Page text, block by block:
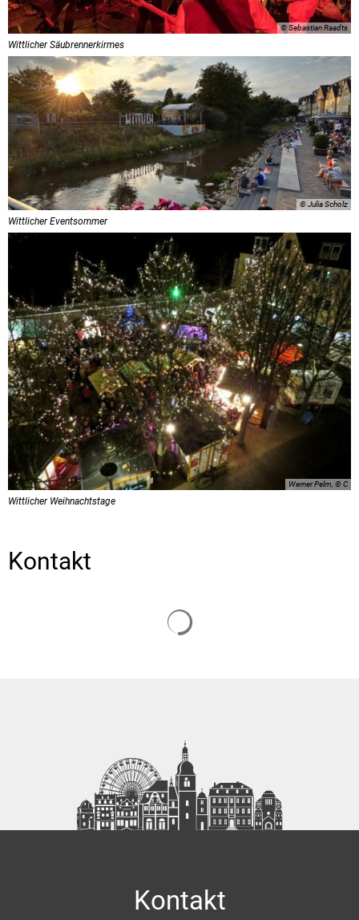
© Sebastian Raadts
Wittlicher Säubrennerkirmes
© Julia Scholz
Wittlicher Eventsommer
Werner Pelm, © C
Wittlicher Weihnachtstage
Kontakt
Kontakt